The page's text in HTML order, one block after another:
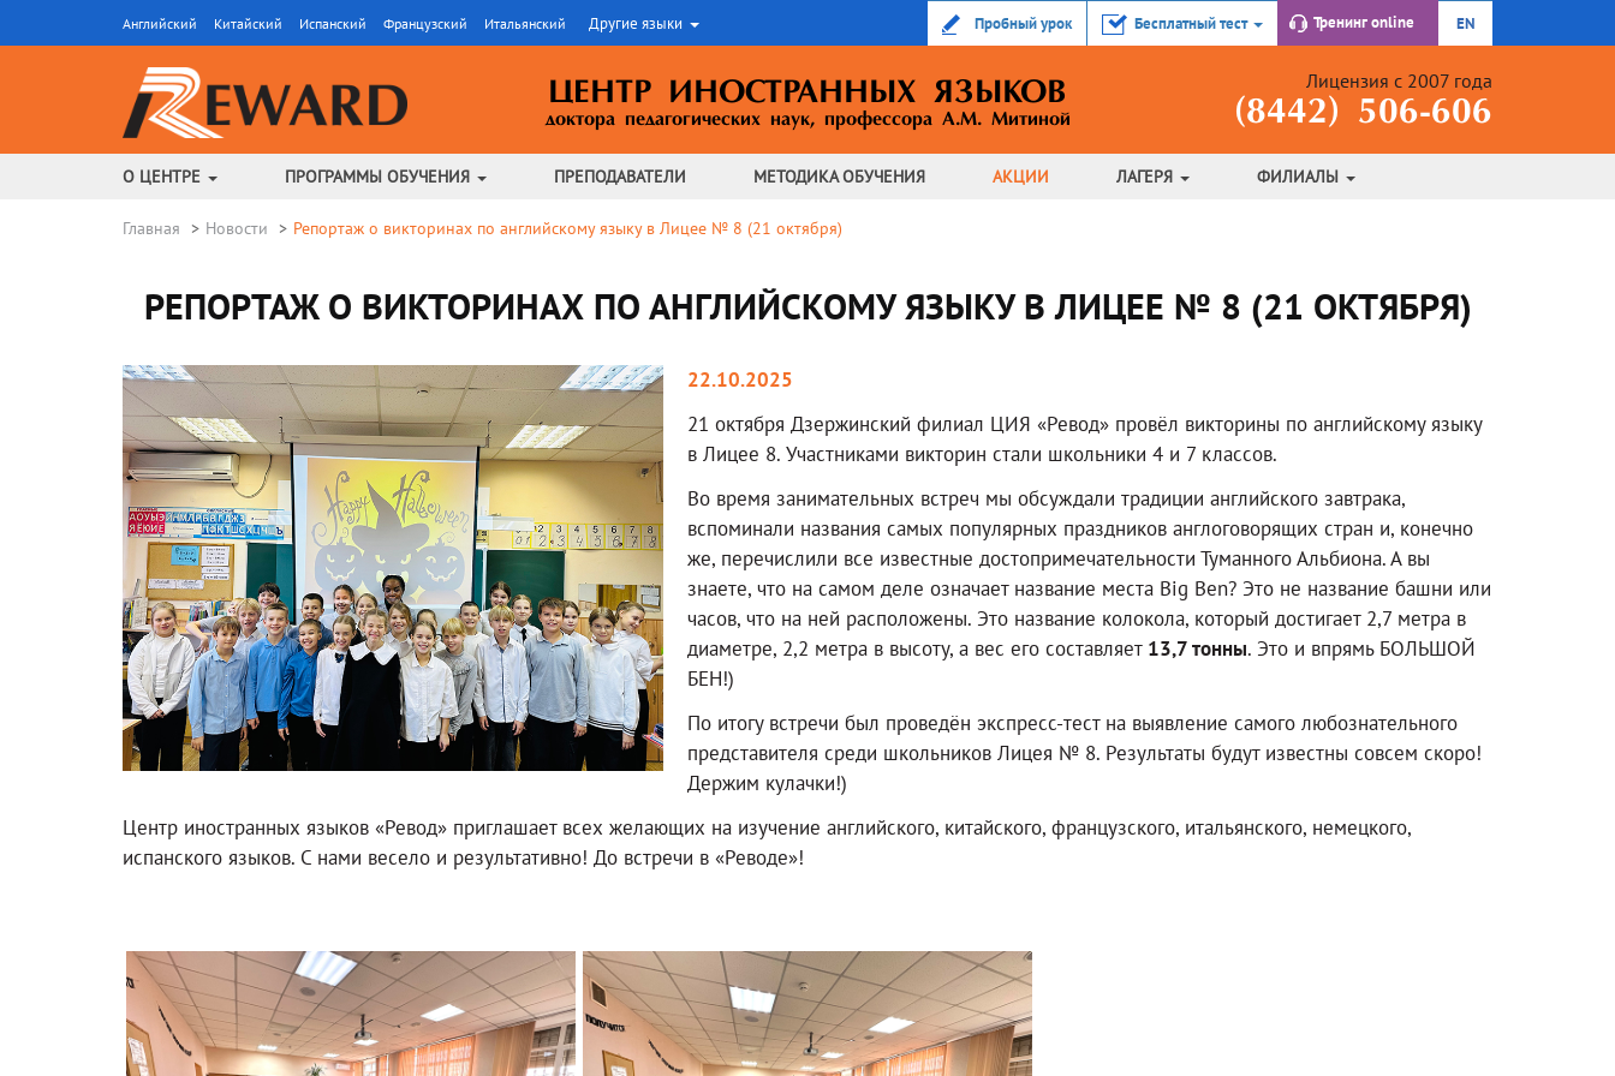
Английский Китайский Испанский Французский Итальянский Другие языки Пробный урок Бесплатный тест Тренингonline EN
ЦЕНТР ИНОСТРАННЫХ ЯЗЫКОВ
доктора педагогических наук,профессора А.М. Митиной
Лицензия с 2007 года
(8442) 506-606
О ЦЕНТРЕ ПРОГРАММЫ ОБУЧЕНИЯ ПРЕПОДАВАТЕЛИ МЕТОДИКАОБУЧЕНИЯ АКЦИИ ЛАГЕРЯ ФИЛИАЛЫ
Главная Новости Репортаж о викторинах по английскому языку в Лицее № 8 (21 октября)
РЕПОРТАЖ О ВИКТОРИНАХ ПО АНГЛИЙСКОМУ ЯЗЫКУ В ЛИЦЕЕ № 8 (21 ОКТЯБРЯ)
22.10.2025
21 октября Дзержинский филиал ЦИЯ «Ревод» провёл викторины по английскому языку
в Лицее 8. Участниками викторин стали школьники 4 и 7 классов.
Во время занимательных встреч мы обсуждали традиции английского завтрака,
вспоминали названия самых популярных праздников англоговорящих стран и, конечно
же, перечислили все известные достопримечательности Туманного Альбиона. А вы
знаете, что на самом деле означает название места Big Ben? Это не название башни или
часов, что на ней расположены. Это название колокола, который достигает 2,7 метра в
диаметре, 2,2 метра в высоту, а вес его составляет 13,7 тонны. Это и впрямь БОЛЬШОЙ
БЕН!)
По итогу встречи был проведён экспресс-тест на выявление самого любознательного
представителя среди школьников Лицея № 8. Результаты будут известны совсем скоро!
Держим кулачки!)
Центр иностранных языков «Ревод» приглашает всех желающих на изучение английского, китайского, французского, итальянского, немецкого,
испанского языков. С нами весело и результативно! До встречи в «Реводе»!